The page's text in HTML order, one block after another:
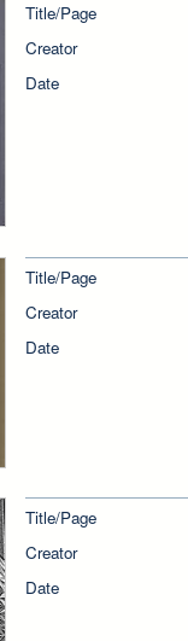
Title/Page
Creator
Date
Title/Page
Creator
Date
Title/Page
Creator
Date